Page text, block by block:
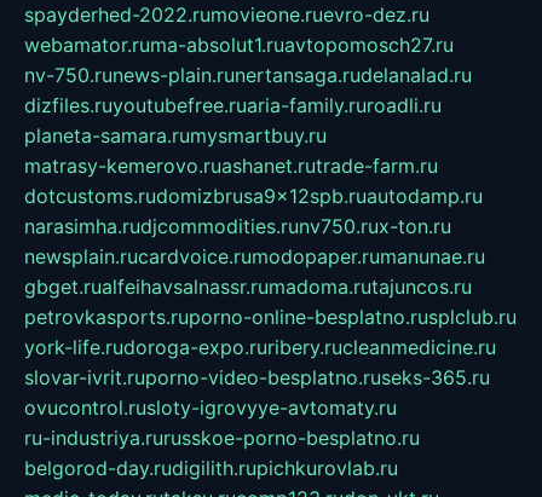
spayderhed-2022.rumovieone.ruevro-dez.ru
webamator.ruma-absolut1.ruavtopomosch27.ru
nv-750.runews-plain.runertansaga.rudelanalad.ru
dizfiles.ruyoutubefree.ruaria-family.ruroadli.ru
planeta-samara.rumysmartbuy.ru
matrasy-kemerovo.ruashanet.rutrade-farm.ru
dotcustoms.rudomizbrusa9x12spb.ruautodamp.ru
narasimha.rudjcommodities.runv750.rux-ton.ru
newsplain.rucardvoice.rumodopaper.rumanunae.ru
gbget.rualfeihavsalnassr.rumadoma.rutajuncos.ru
petrovkasports.ruporno-online-besplatno.rusplclub.ru
york-life.rudoroga-expo.ruribery.rucleanmedicine.ru
slovar-ivrit.ruporno-video-besplatno.ruseks-365.ru
ovucontrol.rusloty-igrovyye-avtomaty.ru
ru-industriya.rurusskoe-porno-besplatno.ru
belgorod-day.rudigilith.rupichkurovlab.ru